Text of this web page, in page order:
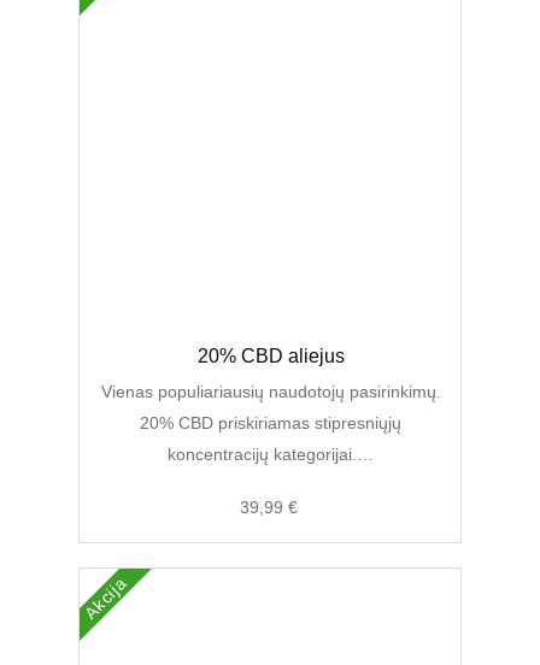
20% CBD aliejus
Vienas populiariausių naudotojų pasirinkimų.
20% CBD priskiriamas stipresniųjų
koncentracijų kategorijai.…
Original
price
was:
59,00 €.
39,99 €
Current
price
is:
39,99 €.
Akcija